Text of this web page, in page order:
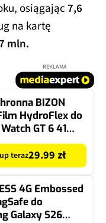
osiągając7,6
na kartę
mln.
REKLAMA
BIZON
HydroFlex do
GT 6 41
teraz29.99 zł
4G Embossed
do
Galaxy S26